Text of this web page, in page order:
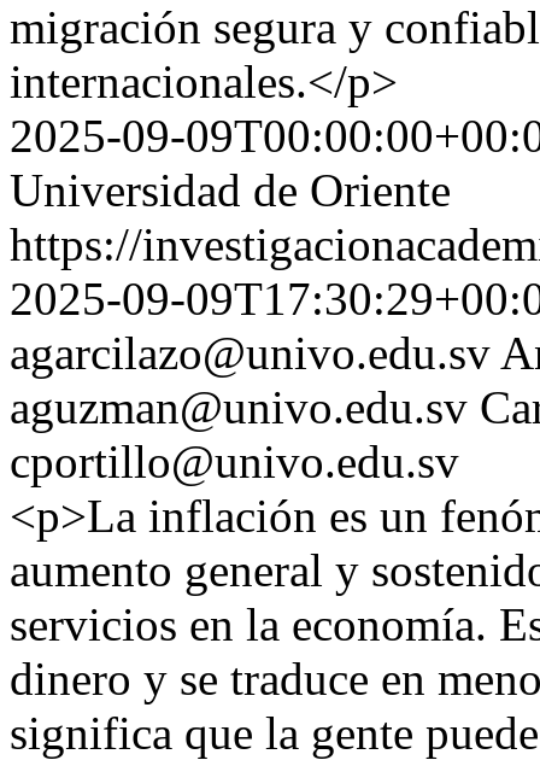
migración segura y
internacionales.</p>
2025-09-
Universidad de Oriente
https://
2025-09-
agarcilazo@univo.edu.sv
aguzman@univo.edu.sv
cportillo@univo.edu.sv
<p>La inflación es un
aumento general y
servicios en la economía.
dinero y se traduce en
significa que la gente